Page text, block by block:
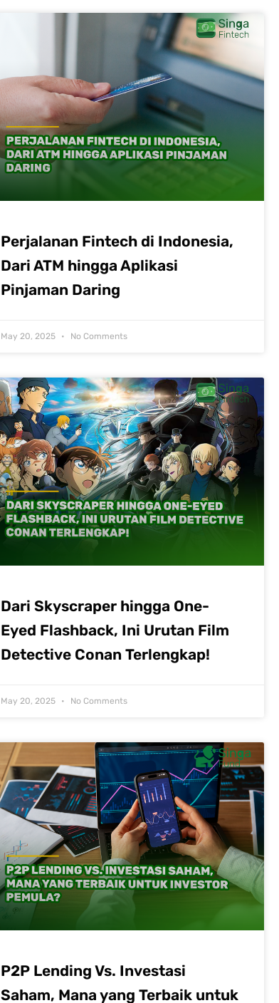
Perjalanan Fintech di Indonesia,
Dari ATM hingga Aplikasi
Pinjaman Daring
May 20, 2025 No Comments
Dari Skyscraper hingga One-
Eyed Flashback, Ini Urutan Film
Detective Conan Terlengkap!
May 20, 2025 No Comments
P2P Lending Vs. Investasi
Saham, Mana yang Terbaik untuk
PagePagePagePagePage